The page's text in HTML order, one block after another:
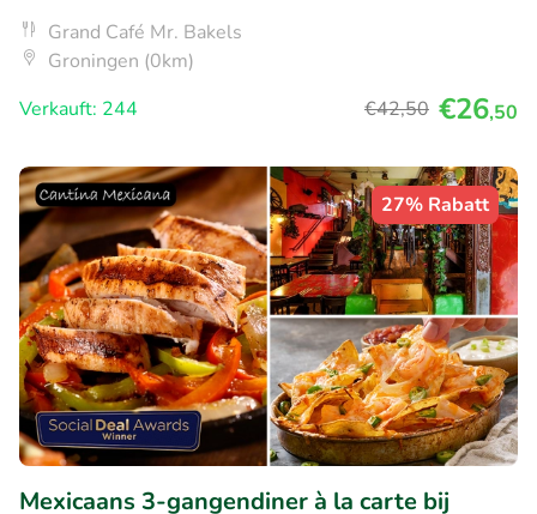
Grand Café Mr. Bakels
Groningen (0km)
Verkauft: 244
€42,50 €26,50
27% Rabatt
Mexicaans 3-gangendiner à la carte bij